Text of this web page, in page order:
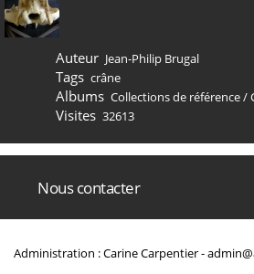
Auteur Jean-Philip Brugal
Tags crâne
Albums Collections de référence/
Visites 32613
Nous contacter
Administration : Carine Carpentier -